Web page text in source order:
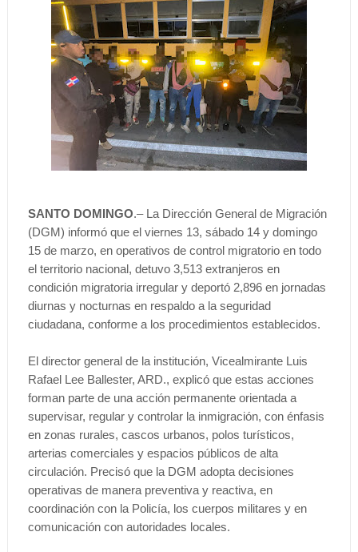
SANTO DOMINGO.– La Dirección General de Migración
(DGM) informó que el viernes 13, sábado 14 y domingo
15 de marzo, en operativos de control migratorio en todo
el territorio nacional, detuvo 3,513 extranjeros en
condición migratoria irregular y deportó 2,896 en jornadas
diurnas y nocturnas en respaldo a la seguridad
ciudadana, conforme a los procedimientos establecidos.
El director general de la institución, Vicealmirante Luis
Rafael Lee Ballester, ARD., explicó que estas acciones
forman parte de una acción permanente orientada a
supervisar, regular y controlar la inmigración, con énfasis
en zonas rurales, cascos urbanos, polos turísticos,
arterias comerciales y espacios públicos de alta
circulación. Precisó que la DGM adopta decisiones
operativas de manera preventiva y reactiva, en
coordinación con la Policía, los cuerpos militares y en
comunicación con autoridades locales.